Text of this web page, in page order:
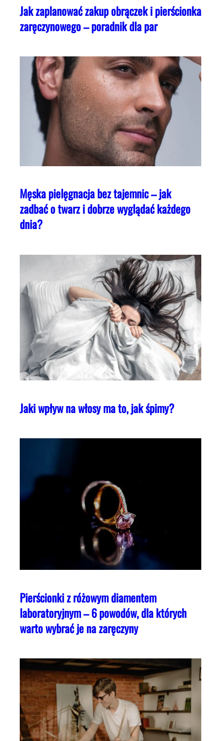
Jak zaplanować zakup obrączek i pierścionka
zaręczynowego – poradnik dla par
Męska pielęgnacja bez tajemnic – jak
zadbać o twarz i dobrze wyglądać każdego
dnia?
Jaki wpływ na włosy ma to, jak śpimy?
Pierścionki z różowym diamentem
laboratoryjnym – 6 powodów, dla których
warto wybrać je na zaręczyny